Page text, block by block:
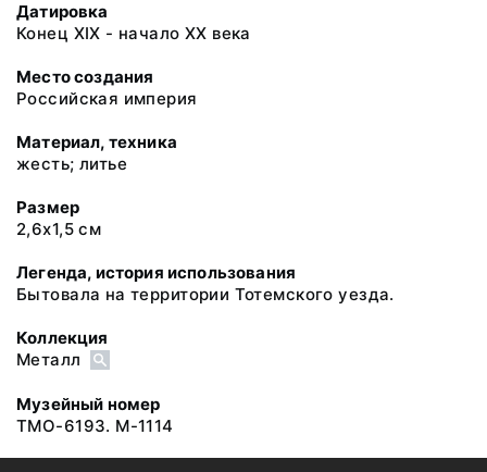
Датировка
Конец XIX - начало XX века
Место создания
Российская империя
Материал, техника
жесть; литье
Размер
2,6х1,5 см
Легенда, история использования
Бытовала на территории Тотемского уезда.
Коллекция
Металл
Музейный номер
ТМО-6193. М-1114